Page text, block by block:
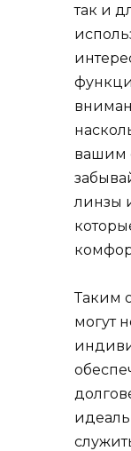
так и
вашим
линзы
Таким
могут